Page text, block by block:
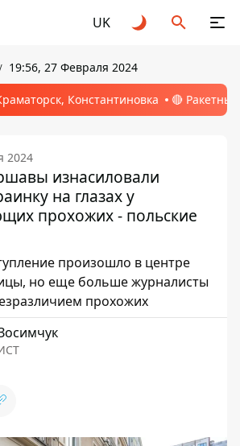
UK
19:56, 27 Февраля 2024
Константиновка 🔴
2024
изнасиловали
на глазах у
прохожих - польские
произошло в центре
но еще больше журналисты
прохожих